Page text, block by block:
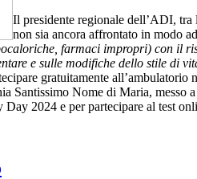
Il presidente regionale dell’ADI, tra
non sia ancora affrontato in modo
farmaci impropri) con il
e sulle modifiche dello stile di
gratuitamente
Santissimo Nome di Maria, messo
2024 e per partecipare al test